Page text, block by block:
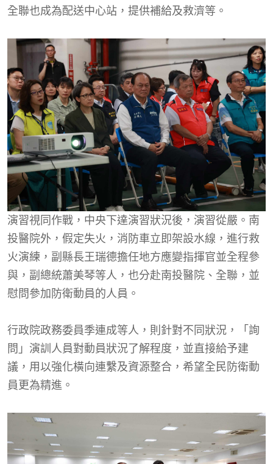
全聯也成為配送中心站，提供補給及救濟等。
演習視同作戰，中央下達演習狀況後，演習從嚴。南
投醫院外，假定失火，消防車立即架設水線，進行救
火演練，副縣長王瑞德擔任地方應變指揮官並全程參
與，副總統蕭美琴等人，也分赴南投醫院、全聯，並
慰問參加防衛動員的人員。
行政院政務委員季連成等人，則針對不同狀況，「詢
問」演訓人員對動員狀況了解程度，並直接給予建
議，用以強化橫向連繫及資源整合，希望全民防衛動
員更為精進。